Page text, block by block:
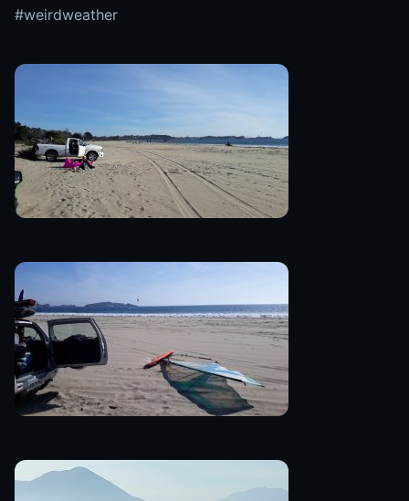
#weirdweather